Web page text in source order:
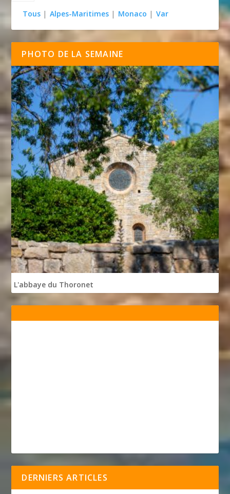
Tous | Alpes-Maritimes | Monaco | Var
PHOTO DE LA SEMAINE
L'abbaye du Thoronet
DERNIERS ARTICLES